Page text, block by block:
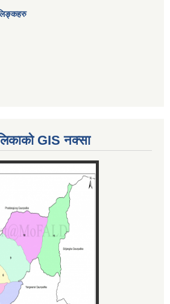
GIS नक्सा